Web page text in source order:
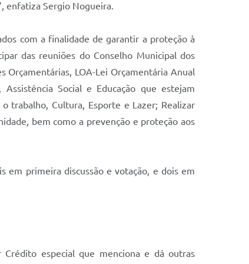
enfatiza Sergio Nogueira.
com a finalidade de garantir a proteção à
das reuniões do Conselho Municipal dos
Orçamentárias, LOA-Lei Orçamentária Anual
Social e Educação que estejam
trabalho, Cultura, Esporte e Lazer; Realizar
bem como a prevenção e proteção aos
em primeira discussão e votação, e dois em
especial que menciona e dá outras